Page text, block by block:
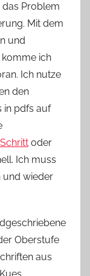
das Problem
Mit dem
und
komme ich
Ich nutze
den
in pdfs auf
oder
Ich muss
und wieder
Oberstufe
aus